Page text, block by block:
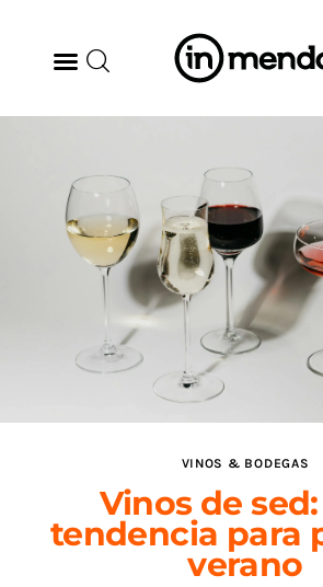
GASTRONOMÍA
ARTE & CULTURA
MÚSICA
DÓNDE IR
TENDENCIAS
AGENDA
VINOS & BODEGAS
Vinos de
tendencia para
verano